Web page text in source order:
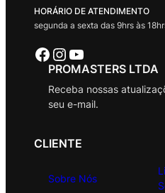
HORÁRIO DE ATENDIMENTO
segunda a sexta das 9hrs às
Facebook Instagram Youtube
PROMASTERS LTDA
Receba nossas
seu e-mail.
CLIENTE
Sobre Nós